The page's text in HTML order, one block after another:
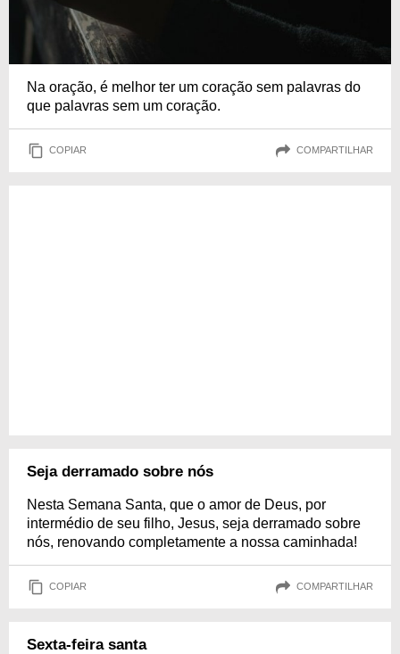
Na oração, é melhor ter um coração sem palavras do
que palavras sem um coração.
COPIAR COMPARTILHAR
Seja derramado sobre nós
Nesta Semana Santa, que o amor de Deus, por
intermédio de seu filho, Jesus, seja derramado sobre
nós, renovando completamente a nossa caminhada!
COPIAR COMPARTILHAR
Sexta-feira santa